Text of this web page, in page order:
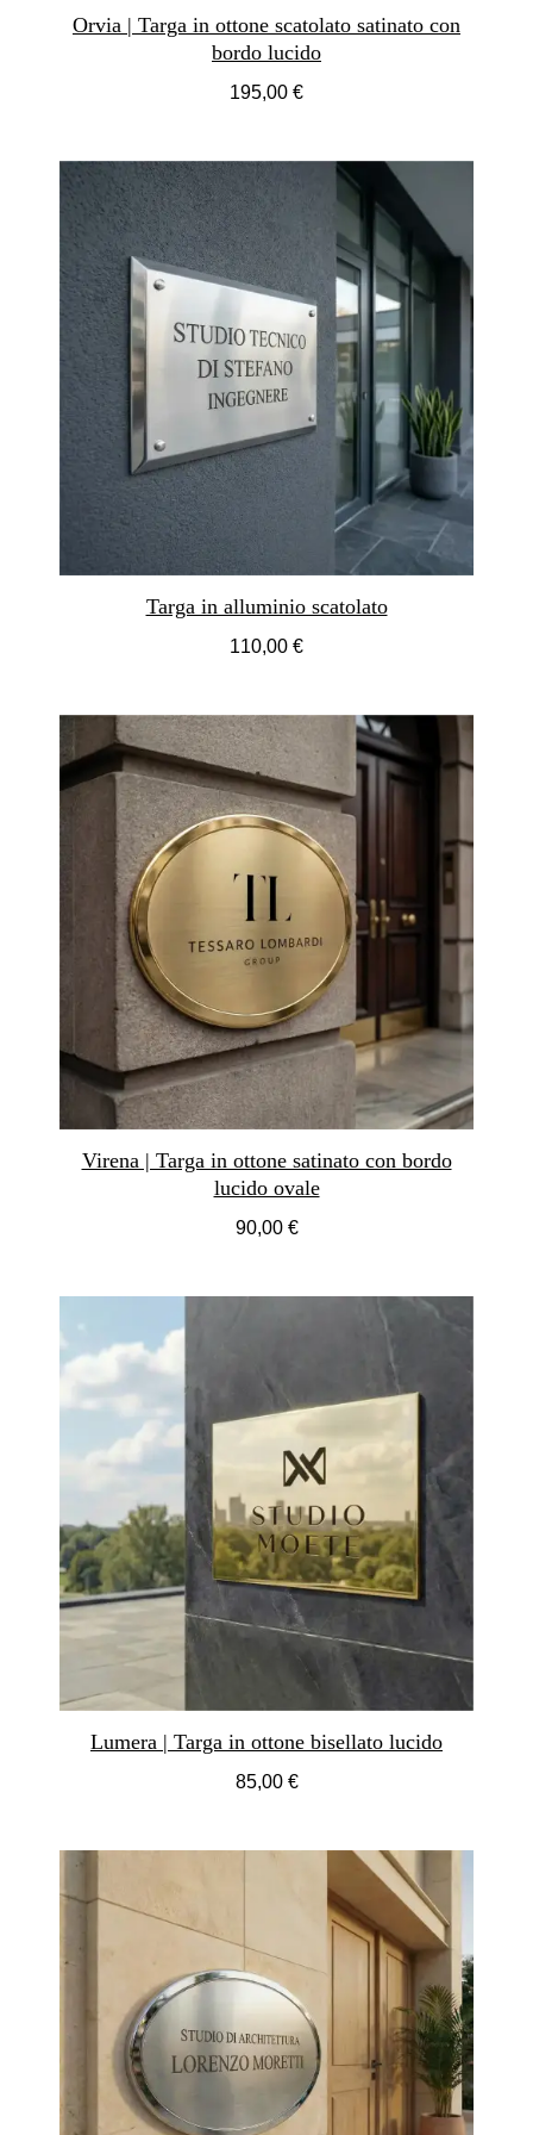
progettata per questo profilo: chi sa già che cosa vale e vuole
che anche l'ingresso lo comunichi, nel modo più preciso e
Orvia | Targa in ottone scatolato satinato con
bordo lucido
195,00 €
Targa in alluminio scatolato
110,00 €
Virena | Targa in ottone satinato con bordo
lucido ovale
90,00 €
Lumera | Targa in ottone bisellato lucido
85,00 €